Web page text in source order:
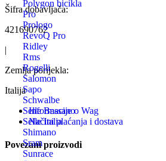
Polygon bicikla
Pro
Prologo
RevoQ Pro
Ridley
Rms
Rogelli
Salomon
Sapo
Schwalbe
Selle Bassano
Selle Italia
Shimano
Sram
Sunrace
Šifra dobavljača:
421690762
|
Zemlja porijekla:
Italija
Informacije o Wag
Načini plaćanja i dostava
Povezani proizvodi